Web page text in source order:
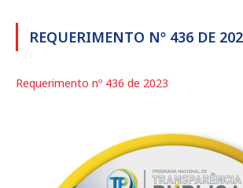
REQUERIMENTO Nº 436 DE
Requerimento nº 436 de 2023